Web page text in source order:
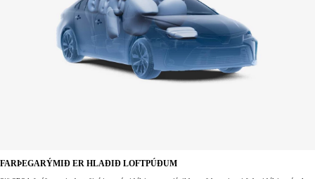
FARÞEGARÝMIÐ ER HLAÐIÐ LOFTPÚÐUM